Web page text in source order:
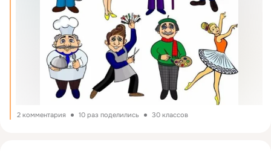
2 комментария 10 раз поделились 30 классов